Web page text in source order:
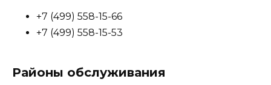
+7 (499) 558-15-66
+7 (499) 558-15-53
Районы обслуживания